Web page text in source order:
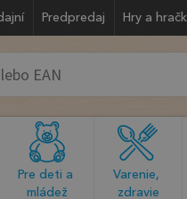
Predpredaj Hry a
Pre deti a
mládež
Varenie,
zdravie